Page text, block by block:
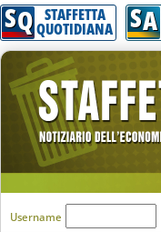
Attenzione! Esegui
SQ STAFFETTA
QUOTIDIANA SA
'Modulo Login
Username